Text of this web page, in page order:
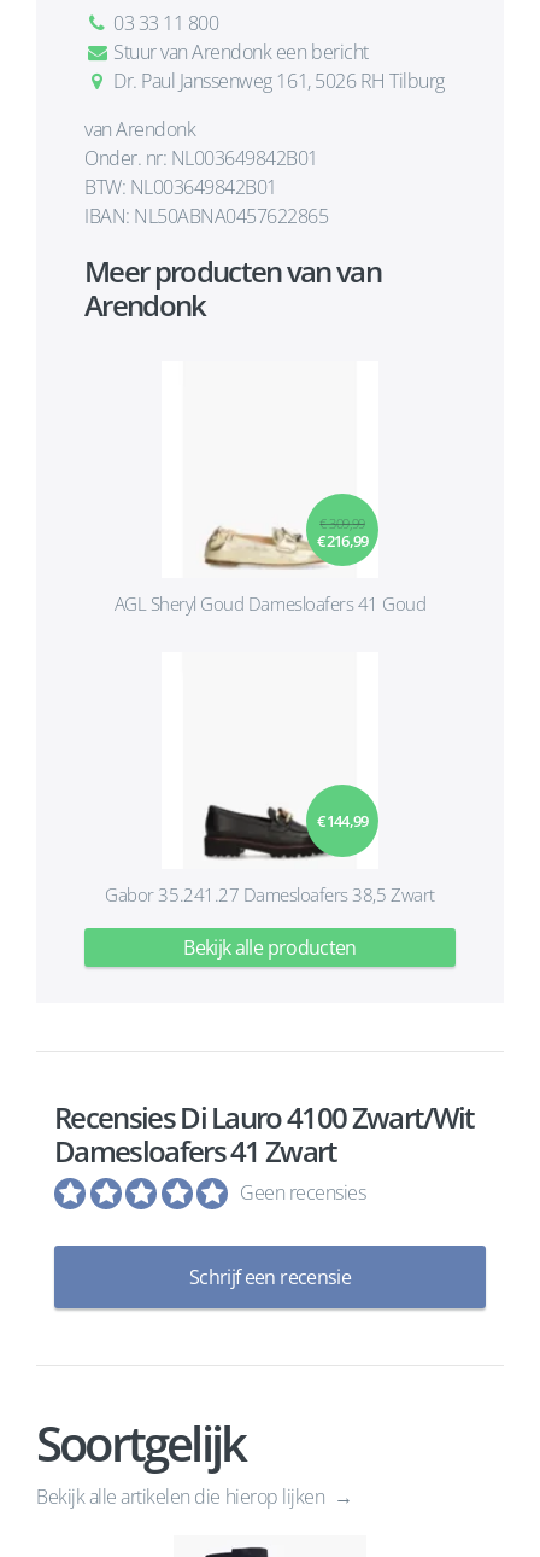
03 33 11 800
Stuur van Arendonk een bericht
Dr. Paul Janssenweg 161, 5026 RH Tilburg
van Arendonk
Onder. nr: NL003649842B01
BTW: NL003649842B01
IBAN: NL50ABNA0457622865
Meer producten van van
Arendonk
€ 309,99
€ 216,99
AGL Sheryl Goud Damesloafers 41 Goud
€ 144,99
Gabor 35.241.27 Damesloafers 38,5 Zwart
Bekijk alle producten
Recensies Di Lauro 4100 Zwart/Wit
Damesloafers 41 Zwart
Geen recensies
Schrijf een recensie
Soortgelijk
Bekijk alle artikelen die hierop lijken